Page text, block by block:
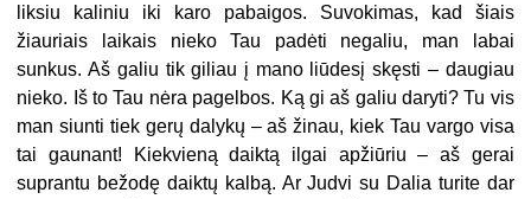
liksiu kaliniu iki karo pabaigos. Suvokimas, kad šiais
žiauriais laikais nieko Tau padėti negaliu, man labai
sunkus. Aš galiu tik giliau į mano liūdesį skęsti – daugiau
nieko. Iš to Tau nėra pagelbos. Ką gi aš galiu daryti? Tu vis
man siunti tiek gerų dalykų – aš žinau, kiek Tau vargo visa
tai gaunant! Kiekvieną daiktą ilgai apžiūriu – aš gerai
suprantu bežodę daiktų kalbą. Ar Judvi su Dalia turite dar